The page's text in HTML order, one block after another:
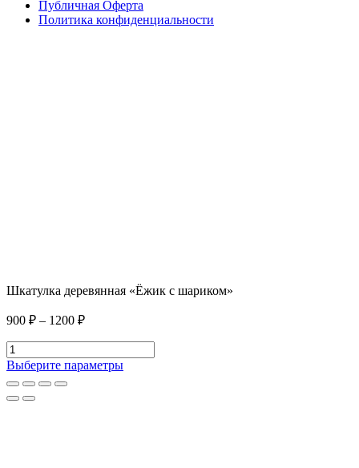
Публичная Оферта
Политика конфиденциальности
Шкатулка деревянная «Ёжик с шариком»
900 ₽ – 1200 ₽Диапазон
–
Количество
товара
Шкатулка
деревянная
«Ёжик
Выберите параметрыЭтот